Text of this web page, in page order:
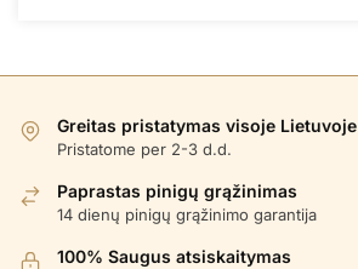
Greitas pristatymas visoje Lietuvoje
Pristatome per 2-3 d.d.
Paprastas pinigų grąžinimas
14 dienų pinigų grąžinimo garantija
100% Saugus atsiskaitymas